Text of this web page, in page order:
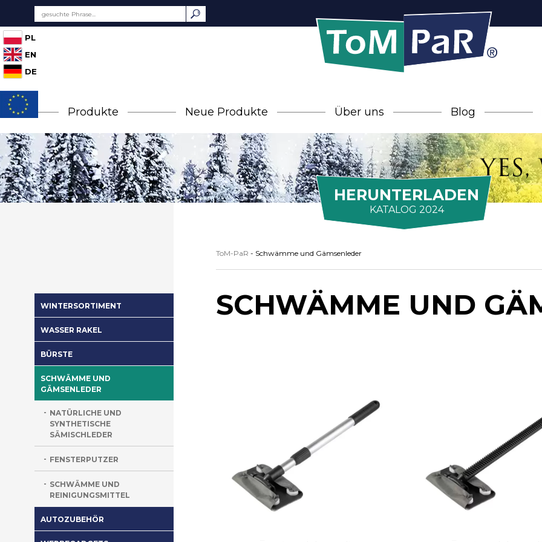
PL
EN
DE
Produkte Neue Produkte Über uns Blog
HERUNTERLADEN
KATALOG 2024
WINTERSORTIMENT
WASSER RAKEL
BÜRSTE
SCHWÄMME UND
GÄMSENLEDER
NATÜRLICHE UND
SYNTHETISCHE
SÄMISCHLEDER
FENSTERPUTZER
SCHWÄMME UND
REINIGUNGSMITTEL
AUTOZUBEHÖR
ToM-PaR - Schwämme und Gämsenleder
SCHWÄMME UND